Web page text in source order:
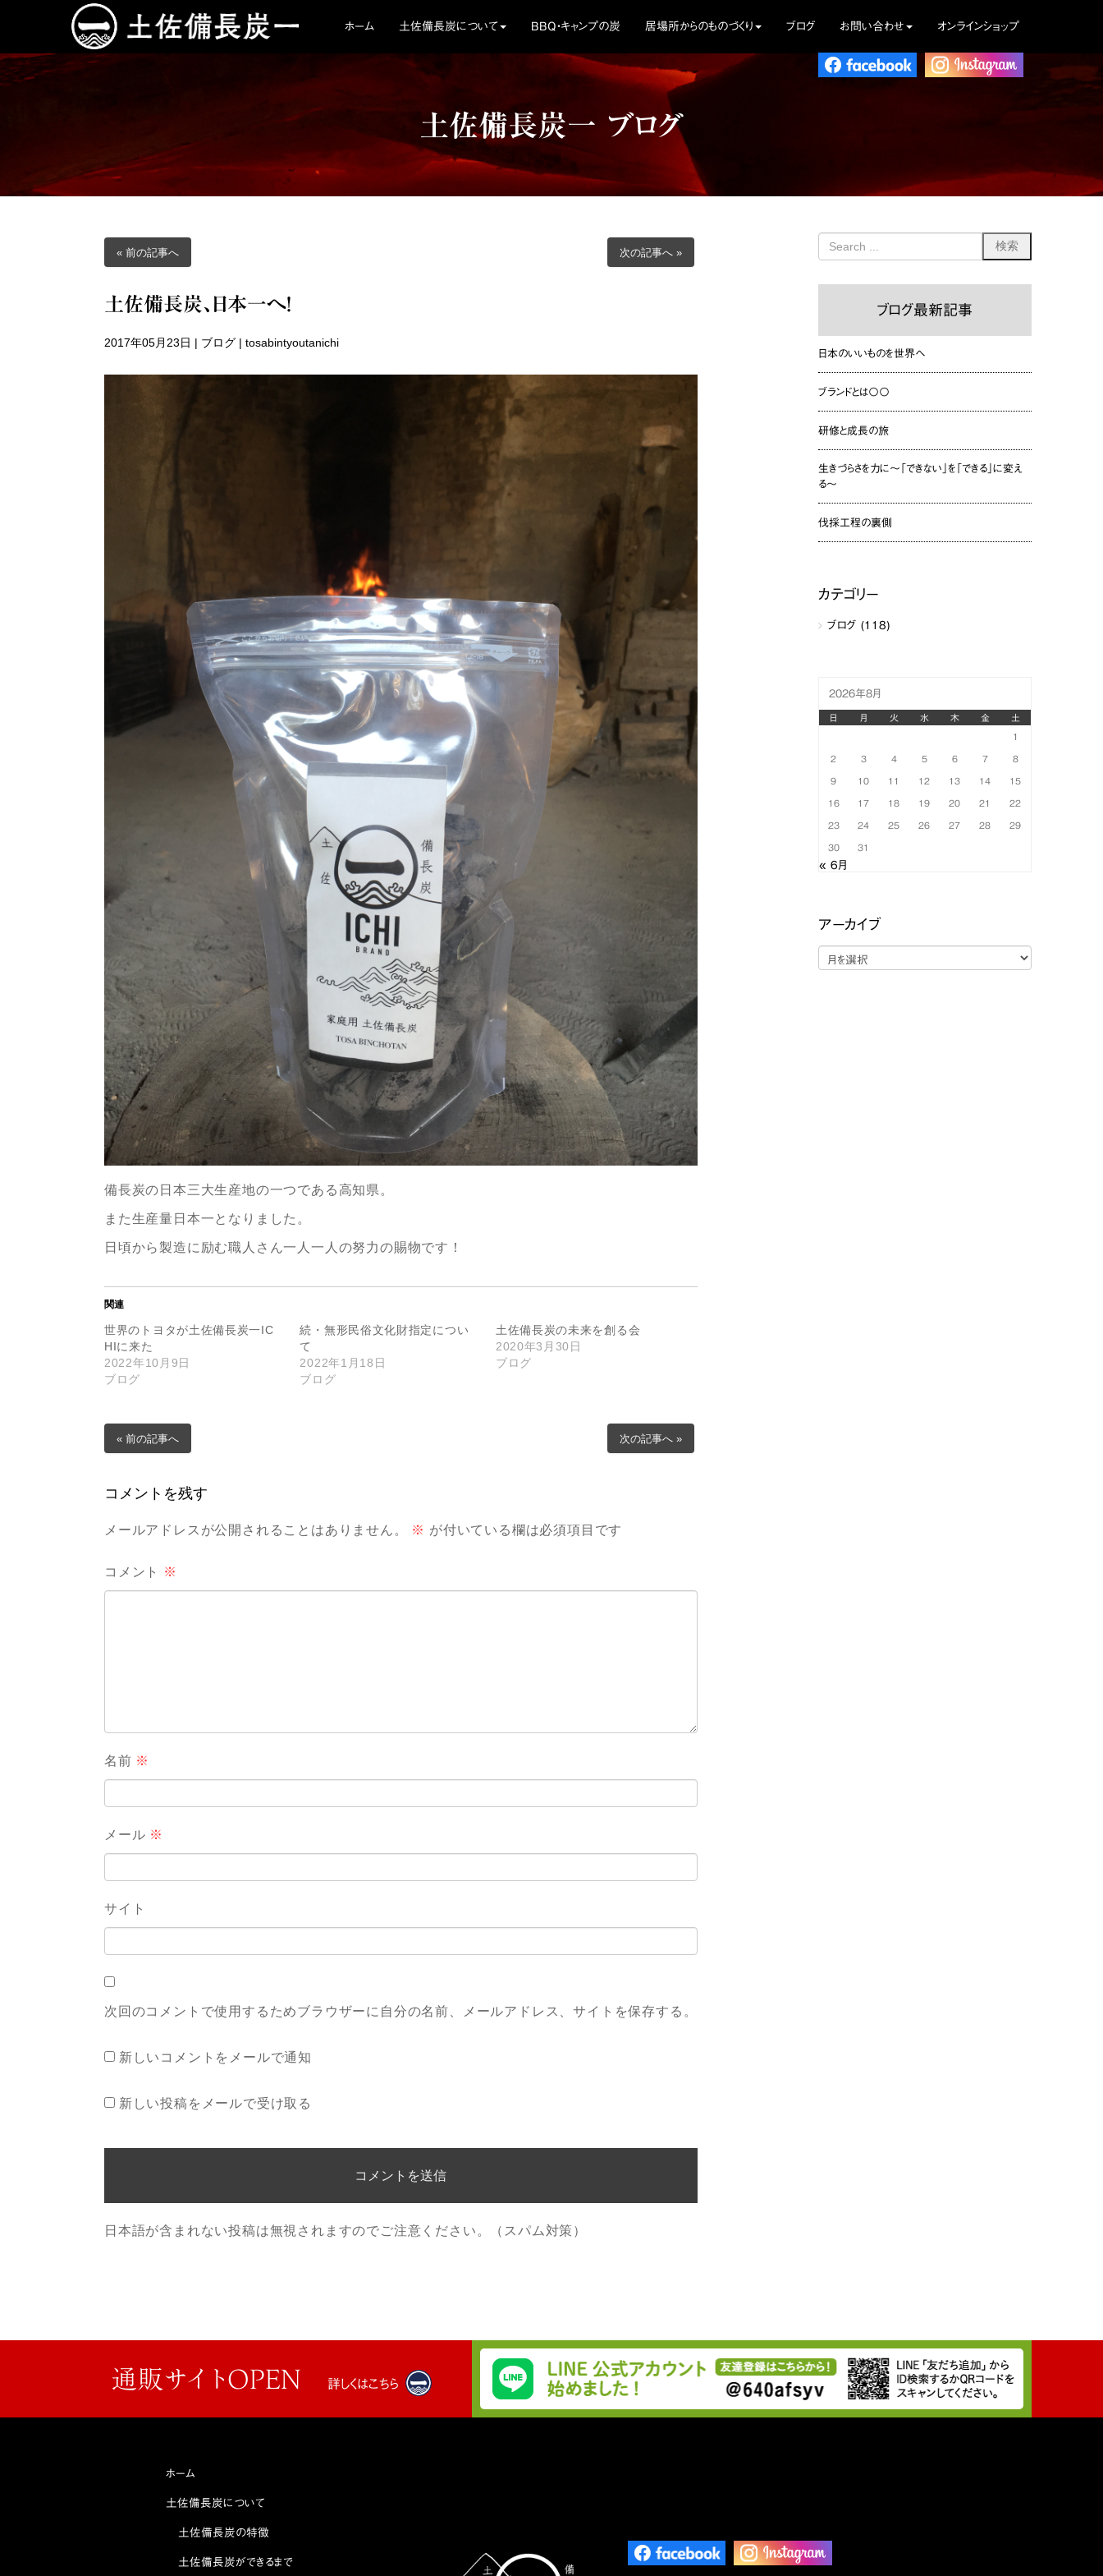
ホーム 土佐備長炭について BBQ・キャンプの炭 居場所からのものづくり ブログ お問い合わせ オンラインショップ
土佐備長炭一 ブログ
« 前の記事へ 次の記事へ »
土佐備長炭、日本一へ！
2017年05月23日 ブログ tosabintyoutanichi
備長炭の日本三大生産地の一つである高知県。
また生産量日本一となりました。
日頃から製造に励む職人さん一人一人の努力の賜物です！
関連
世界のトヨタが土佐備長炭一IC
HIに来た
2022年10月9日
ブログ
続・無形民俗文化財指定につい
て
2022年1月18日
ブログ
土佐備長炭の未来を創る会
2020年3月30日
ブログ
« 前の記事へ 次の記事へ »
コメントを残す
メールアドレスが公開されることはありません。 ※ が付いている欄は必須項目です
コメント ※
名前 ※
メール ※
サイト
次回のコメントで使用するためブラウザーに自分の名前、メールアドレス、サイトを保存する。
新しいコメントをメールで通知
新しい投稿をメールで受け取る
日本語が含まれない投稿は無視されますのでご注意ください。（スパム対策）
ブログ最新記事
日本のいいものを世界へ
ブランドとは〇〇
研修と成長の旅
生きづらさを力に〜「できない」を「できる」に変え
る〜
伐採工程の裏側
カテゴリー
ブログ (118)
2026年8月
日 月 火 水 木 金 土
1
2 3 4 5 6 7 8
9 10 11 12 13 14 15
16 17 18 19 20 21 22
23 24 25 26 27 28 29
30 31
« 6月
アーカイブ
通販サイトOPEN 詳しくはこちら
ホーム
土佐備長炭について
土佐備長炭の特徴
土佐備長炭ができるまで